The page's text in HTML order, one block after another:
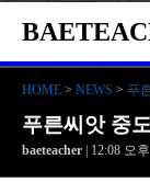
HOME > NEWS > 푸
푸른씨앗 중
baeteacher | 12:08 오